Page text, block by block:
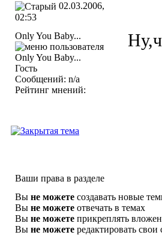
02.03.2006,
02:53
Only You Baby...
Гость
Сообщений: n/a
Рейтинг мнений:
Ваши права в разделе
Вы не можете создавать новые
Вы не можете отвечать в темах
Вы не можете прикреплять
Вы не можете редактировать